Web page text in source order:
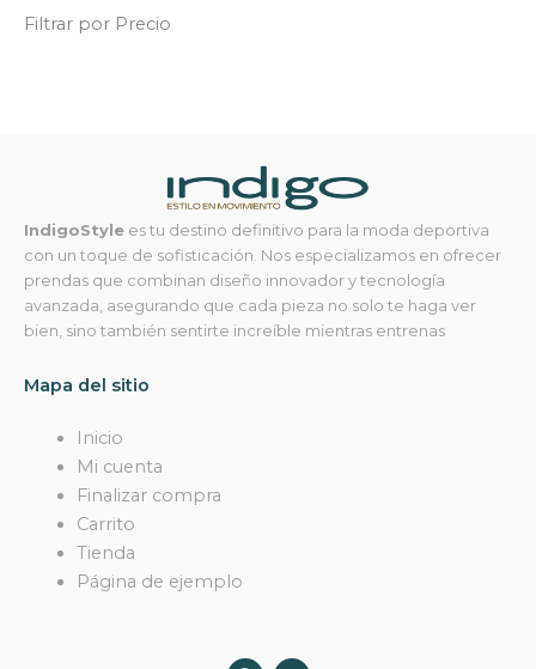
Filtrar por Precio
IndigoStyle es tu destino definitivo para la moda deportiva
con un toque de sofisticación. Nos especializamos en ofrecer
prendas que combinan diseño innovador y tecnología
avanzada, asegurando que cada pieza no solo te haga ver
bien, sino también sentirte increíble mientras entrenas
Mapa del sitio
Inicio
Mi cuenta
Finalizar compra
Carrito
Tienda
Página de ejemplo